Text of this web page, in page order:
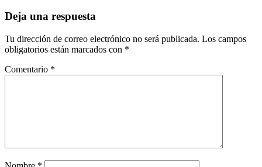
Deja una respuesta
Tu dirección de correo electrónico no será publicada. Los campos
obligatorios están marcados con *
Comentario *